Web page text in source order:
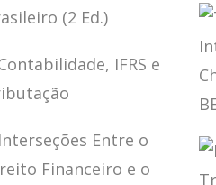
ED.)
FUNDAMENTOS
DO DIREITO
TRIBUTÁRIO
ED.)
CONTABILIDADE,
IFRS E
TRIBUTAÇÃO